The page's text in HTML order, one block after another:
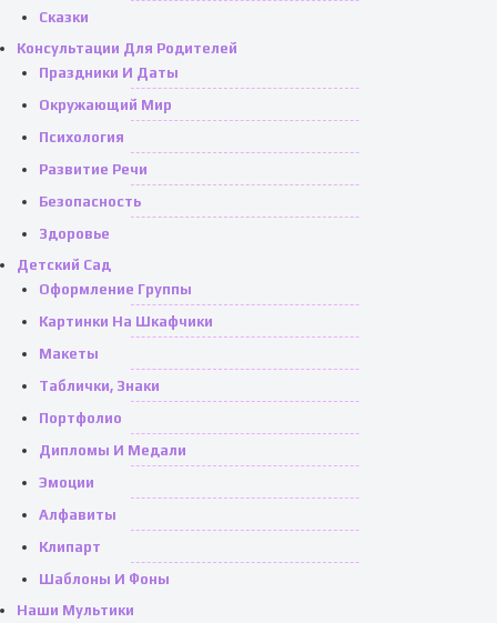
Сказки
Консультации Для Родителей
Праздники И Даты
Окружающий Мир
Психология
Развитие Речи
Безопасность
Здоровье
Детский Сад
Оформление Группы
Картинки На Шкафчики
Макеты
Таблички, Знаки
Портфолио
Дипломы И Медали
Эмоции
Алфавиты
Клипарт
Шаблоны И Фоны
Наши Мультики